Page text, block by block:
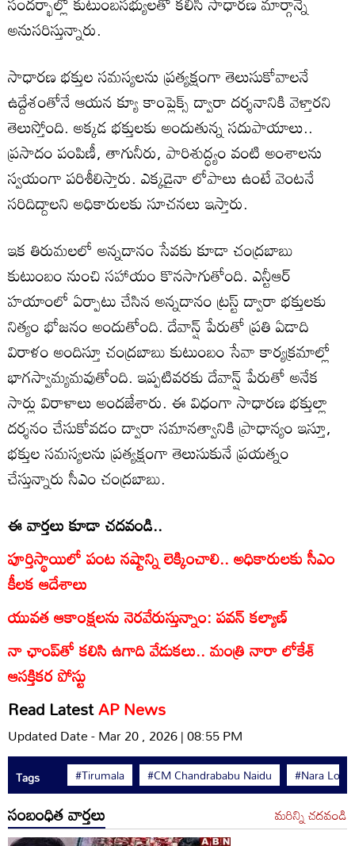
అనుసరిస్తున్నారు.
సాధారణ భక్తుల సమస్యలను ప్రత్యక్షంగా తెలుసుకోవాలనే
ఉద్దేశంతోనే ఆయన క్యూ కాంప్లెక్స్ ద్వారా దర్శనానికి వెళ్తారని
తెలుస్తోంది. అక్కడ భక్తులకు అందుతున్న సదుపాయాలు..
ప్రసాదం పంపిణీ, తాగునీరు, పారిశుద్ధ్యం వంటి అంశాలను
స్వయంగా పరిశీలిస్తారు. ఎక్కడైనా లోపాలు ఉంటే వెంటనే
సరిదిద్దాలని అధికారులకు సూచనలు ఇస్తారు.
ఇక తిరుమలలో అన్నదానం సేవకు కూడా చంద్రబాబు
కుటుంబం నుంచి సహాయం కొనసాగుతోంది. ఎన్టీఆర్
హయాంలో ఏర్పాటు చేసిన అన్నదానం ట్రస్ట్ ద్వారా భక్తులకు
నిత్యం భోజనం అందుతోంది. దేవాన్ష్‌ పేరుతో ప్రతి ఏడాది
విరాళం అందిస్తూ చంద్రబాబు కుటుంబం సేవా కార్యక్రమాల్లో
భాగస్వామ్యమవుతోంది. ఇప్పటివరకు దేవాన్ష్ పేరుతో అనేక
సార్లు విరాళాలు అందజేశారు. ఈ విధంగా సాధారణ భక్తుల్లా
దర్శనం చేసుకోవడం ద్వారా సమానత్వానికి ప్రాధాన్యం ఇస్తూ,
భక్తుల సమస్యలను ప్రత్యక్షంగా తెలుసుకునే ప్రయత్నం
చేస్తున్నారు సీఎం చంద్రబాబు.
ఈ వార్తలు కూడా చదవండి..
పూర్తిస్థాయిలో పంట నష్టాన్ని లెక్కించాలి.. అధికారులకు సీఎం
కీలక ఆదేశాలు
యువత ఆకాంక్షలను నెరవేరుస్తున్నాం: పవన్ కల్యాణ్
నా ఛాంప్‌తో కలిసి ఉగాది వేడుకలు.. మంత్రి నారా లోకేశ్
ఆసక్తికర పోస్టు
Read LatestAP News
Updated Date - Mar 20 , 2026 | 08:55 PM
Tags #Tirumala #CM Chandrababu Naidu #Nara
సంబంధిత వార్తలు మరిన్ని చదవండి